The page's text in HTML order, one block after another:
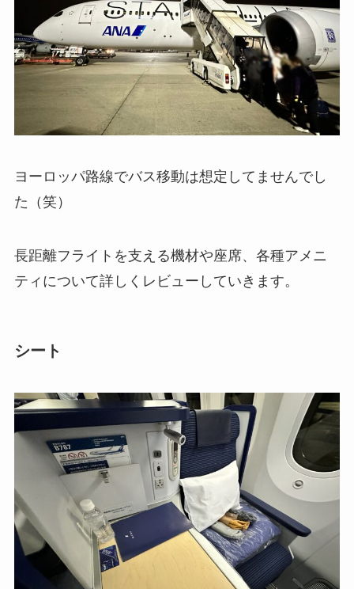
ヨーロッパ路線でバス移動は想定してませんでし
た（笑）
長距離フライトを支える機材や座席、各種アメニ
ティについて詳しくレビューしていきます。
シート